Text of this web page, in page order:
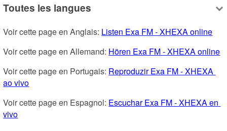
Toutes les langues
Voir cette page en Anglais: Listen Exa FM - XHEXA online
Voir cette page en Allemand: Hören Exa FM - XHEXA online
Voir cette page en Portugais: Reproduzir Exa FM - XHEXA
ao vivo
Voir cette page en Espagnol: Escuchar Exa FM - XHEXA en
vivo